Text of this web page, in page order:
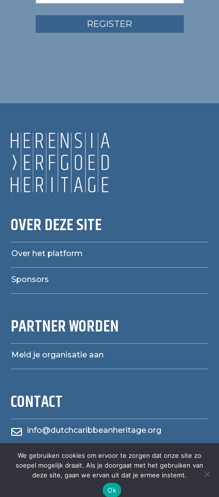
REGISTER
OVER DEZE SITE
Over het platform
Sponsors
PARTNER WORDEN
Meld je organisatie aan
CONTACT
 info@dutchcaribbeanheritage.org
 herensiaerfgoedheritage
We gebruiken cookies om ervoor te zorgen dat onze site zo
soepel mogelijk draait. Als je doorgaat met het gebruiken van
deze site, gaan we ervan uit dat je ermee instemt.
Ok